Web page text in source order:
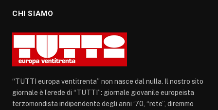
CHI SIAMO
“TUTTI europa ventitrenta” non nasce dal nulla. Il nostro sito
giornale è l’erede di “TUTTI”: giornale giovanile europeista
terzomondista indipendente degli anni ‘70, “rete”, diremmo